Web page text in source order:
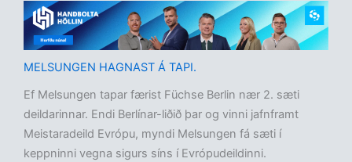
MELSUNGEN HAGNAST Á TAPI.
Ef Melsungen tapar færist Füchse Berlin nær 2. sæti
deildarinnar. Endi Berlínar-liðið þar og vinni jafnframt
Meistaradeild Evrópu, myndi Melsungen fá sæti í
keppninni vegna sigurs síns í Evrópudeildinni.